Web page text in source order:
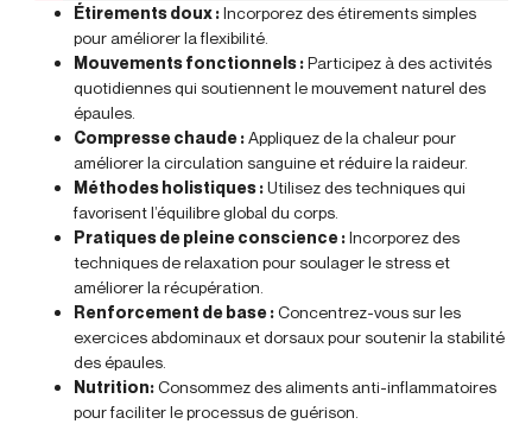
Étirements doux :Incorporez des étirements simples
pour améliorer la flexibilité.
Mouvements fonctionnels :Participez à des activités
quotidiennes qui soutiennent le mouvement naturel des
épaules.
Compresse chaude :Appliquez de la chaleur pour
améliorer la circulation sanguine et réduire la raideur.
Méthodes holistiques :Utilisez des techniques qui
favorisent l’équilibre global du corps.
Pratiques de pleine conscience :Incorporez des
techniques de relaxation pour soulager le stress et
améliorer la récupération.
Renforcement de base :Concentrez-vous sur les
exercices abdominaux et dorsaux pour soutenir la stabilité
des épaules.
Nutrition:Consommez des aliments anti-inflammatoires
pour faciliter le processus de guérison.